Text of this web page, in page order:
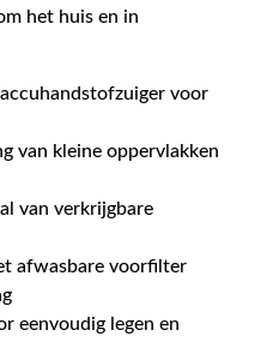
het huis en in
voor
van kleine oppervlakken
van verkrijgbare
afwasbare voorfilter
eenvoudig legen en